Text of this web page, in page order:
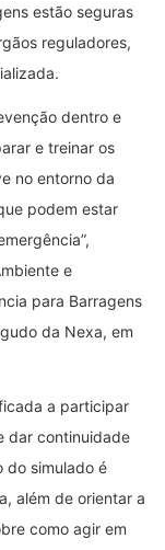
estão seguras
reguladores,
dentro e
e treinar os
no entorno da
podem estar
e
para Barragens
da Nexa, em
a participar
dar continuidade
do simulado é
além de orientar a
como agir em